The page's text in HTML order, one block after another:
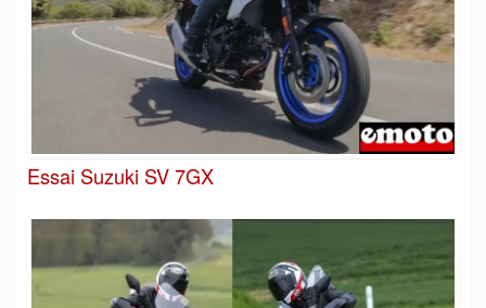
Essai Suzuki SV 7GX